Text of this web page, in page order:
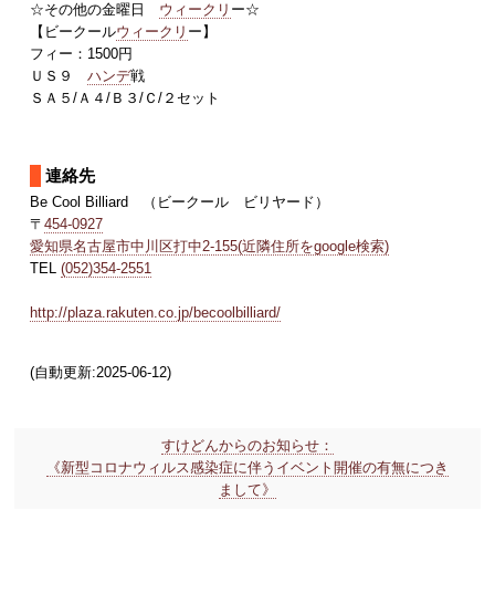
☆その他の金曜日 ウィークリ ー☆
【ビークールウィークリ ー】
フィー：1500円
ＵＳ９ ハンデ戦
ＳＡ５/Ａ４/Ｂ３/Ｃ/２セット
連絡先
Be Cool Billiard （ビークール ビリヤード）
〒 454-0927
愛知県名古屋市中川区打中2-155(近隣住所をgoogle検索)
TEL (052)354-2551
http://plaza.rakuten.co.jp/becoolbilliard/
(自動更新:2025-06-12)
すけどんからのお知らせ：
《新型コロナウィルス感染症に伴うイベント開催の有無につき
まして》